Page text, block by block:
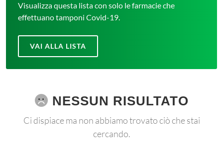
Visualizza questa lista con solo le farmacie che
effettuano tamponi Covid-19.
VAI ALLA LISTA
NESSUN RISULTATO
Ci dispiace ma non abbiamo trovato ciò che stai
cercando.